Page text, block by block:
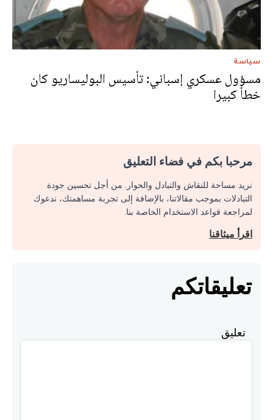
سياسة
مسؤول عسكري إسباني: تأسيس البوليساريو كان
خطأ كبيرا
مرحبا بكم في فضاء التعليق
نريد مساحة للنقاش والتبادل والحوار. من أجل تحسين جودة
التبادلات بموجب مقالاتنا، بالإضافة إلى تجربة مساهمتك، ندعوك
لمراجعة قواعد الاستخدام الخاصة بنا.
اقرأ ميثاقنا
تعليقاتكم
تعليق